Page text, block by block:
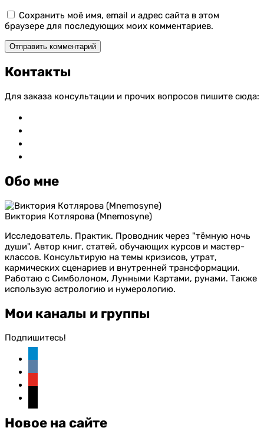
Сохранить моё имя, email и адрес сайта в этом
браузере для последующих моих комментариев.
Контакты
Для заказа консультации и прочих вопросов пишите сюда:
Обо мне
Виктория Котлярова (Mnemosyne)
Исследователь. Практик. Проводник через "тёмную ночь
души". Автор книг, статей, обучающих курсов и мастер-
классов. Консультирую на темы кризисов, утрат,
кармических сценариев и внутренней трансформации.
Работаю с Симболоном, Лунными Картами, рунами. Также
использую астрологию и нумерологию.
Мои каналы и группы
Подпишитесь!
Новое на сайте